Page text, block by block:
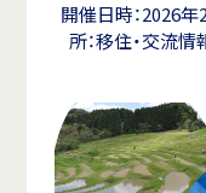
開催日時：2026
所：移住・交流